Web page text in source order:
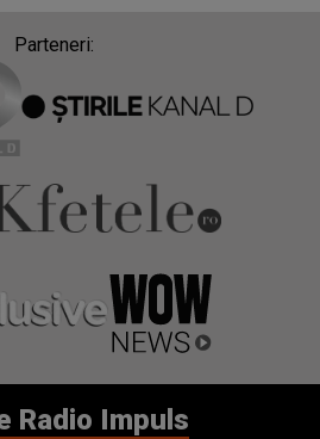
Parteneri:
Radio Impuls